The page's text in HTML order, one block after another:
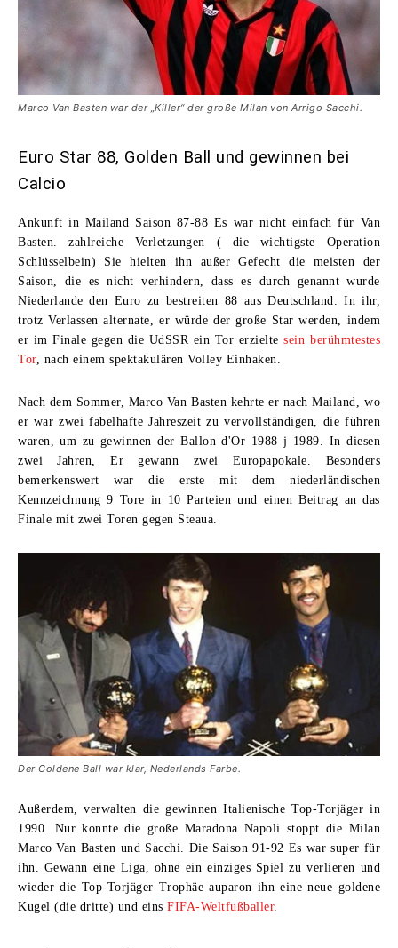
Marco Van Basten war der „Killer“ der große Milan von Arrigo Sacchi.
Euro Star 88, Golden Ball und gewinnen bei
Calcio
Ankunft in Mailand Saison 87-88 Es war nicht einfach für Van
Basten. zahlreiche Verletzungen ( die wichtigste Operation
Schlüsselbein) Sie hielten ihn außer Gefecht die meisten der
Saison, die es nicht verhindern, dass es durch genannt wurde
Niederlande den Euro zu bestreiten 88 aus Deutschland
. In ihr,
trotz Verlassen alternate, er würde der große Star werden, indem
er im Finale gegen die UdSSR ein Tor erzielte sein berühmtestes
Tor, nach einem spektakulären Volley Einhaken.
Nach dem Sommer, Marco Van Basten kehrte er nach Mailand, wo
er war zwei fabelhafte Jahreszeit zu vervollständigen, die führen
waren, um zu gewinnen der Ballon d'Or 1988 j 1989 . In diesen
zwei Jahren, Er gewann zwei Europapokale. Besonders
bemerkenswert war die erste mit dem niederländischen
Kennzeichnung 9 Tore in 10 Parteien und einen Beitrag an das
Finale mit zwei Toren gegen Steaua.
Der Goldene Ball war klar, Nederlands Farbe.
Außerdem, verwalten die gewinnenItalienische Top-Torjäger in
1990. Nur konnte die große Maradona Napoli stoppt die Milan
Marco Van Basten und Sacchi. Die Saison 91-92 Es war super für
ihn. Gewann eine Liga, ohne ein einziges Spiel zu verlieren und
wieder die Top-Torjäger Trophäe auparon ihn eine neue goldene
Kugel (die dritte) und eins FIFA-Weltfußballer.